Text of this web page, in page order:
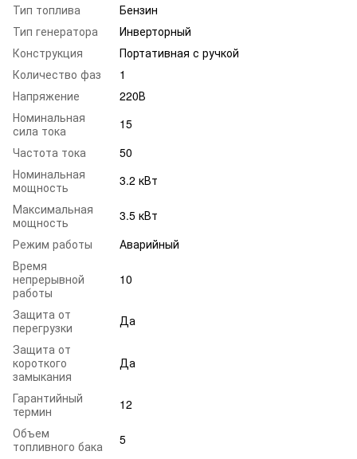
Тип топлива
Бензин
Тип генератора
Инверторный
Конструкция
Портативная с ручкой
Количество фаз
1
Напряжение
220В
Номинальная
сила тока
15
Частота тока
50
Номинальная
мощность
3.2 кВт
Максимальная
мощность
3.5 кВт
Режим работы
Аварийный
Время
непрерывной
работы
10
Защита от
перегрузки
Да
Защита от
короткого
замыкания
Да
Гарантийный
термин
12
Объем
топливного бака
5